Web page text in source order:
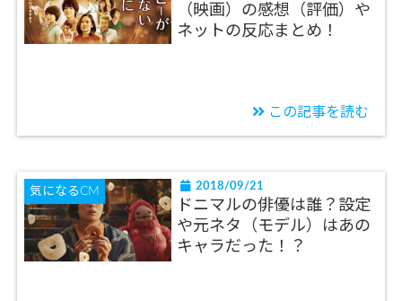
（映画）の感想（評価）や
ネットの反応まとめ！
この記事を読む
気になるCM 2018/09/21
ドニマルの俳優は誰？設定
や元ネタ（モデル）はあの
キャラだった！？